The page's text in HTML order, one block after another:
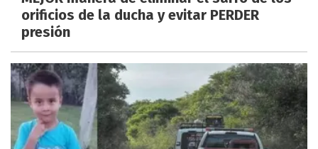
orificios de la ducha y evitar PERDER
presión